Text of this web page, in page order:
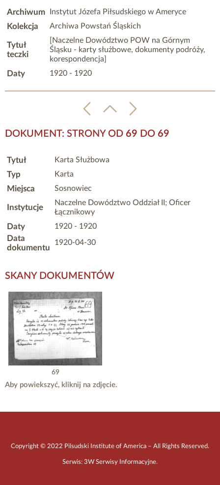
Archiwum Instytut Józefa Piłsudskiego w Ameryce
Kolekcja Archiwa Powstań Śląskich
Tytuł
teczki
[Naczelne Dowództwo POW na Górnym
Śląsku - karty służbowe, dokumenty podróży,
korespondencja]
Daty 1920 - 1920
DOKUMENT: STRONY OD 69 DO 69
Tytuł Karta Służbowa
Typ Karta
Miejsca Sosnowiec
Instytucje
Naczelne Dowództwo Oddział II; Oficer
Łącznikowy
Daty 1920 - 1920
Data
dokumentu
1920-04-30
SKANY DOKUMENTÓW
69
Aby powiekszyć, kliknij na zdjęcie.
Copyright © 2022 Pilsudski Institute of America – All Rights Reserved.
Serwis: 3W Serwisy Informacyjne.